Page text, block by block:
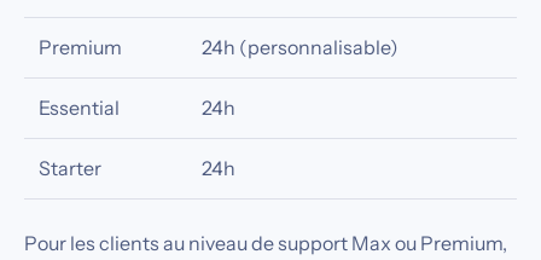
Premium 24h (personnalisable)
Essential 24h
Starter 24h
Pour les clients au niveau de support Max ou Premium,